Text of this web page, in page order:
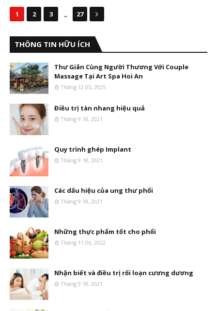
1 2 3 ... 27
THÔNG TIN HỮU ÍCH
Thư Giãn Cùng Người Thương Với Couple
Massage Tại Art Spa Hoi An
Tháng 12 05, 2025
Điều trị tàn nhang hiệu quả
Tháng 9 18, 2021
Quy trình ghép Implant
Tháng 9 18, 2021
Các dấu hiệu của ung thư phổi
Tháng 9 18, 2021
Những thực phẩm tốt cho phổi
Tháng 11 06, 2022
Nhận biết và điều trị rối loạn cương dương
Tháng 9 18, 2021